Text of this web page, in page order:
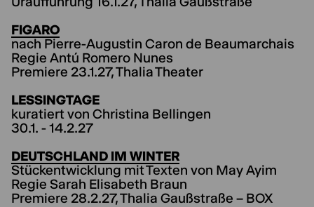
FIGARO
nach Pierre-Augustin Caron de Beaumarchais
Regie Antú Romero Nunes
Premiere 23.1.27, Thalia Theater
LESSINGTAGE
kuratiert von Christina Bellingen
30.1. - 14.2.27
DEUTSCHLAND IM WINTER
Stückentwicklung mit Texten von May Ayim
Regie Sarah Elisabeth Braun
Premiere 28.2.27, Thalia Gaußstraße – BOX